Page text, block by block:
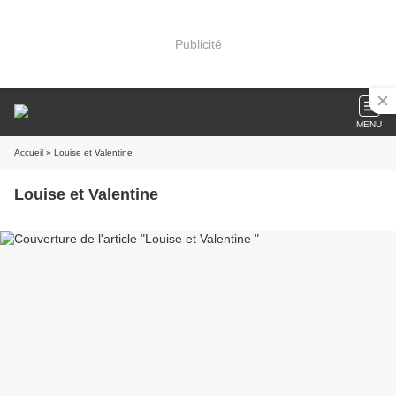
Publicité
MENU
Accueil » Louise et Valentine
Louise et Valentine